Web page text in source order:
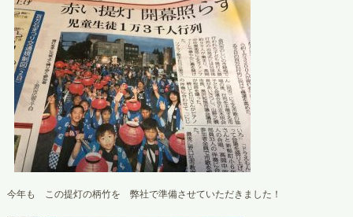
今年も この提灯の柄竹を 弊社で準備させていただきました！